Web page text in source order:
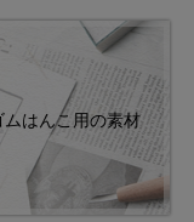
はんこ用の素材